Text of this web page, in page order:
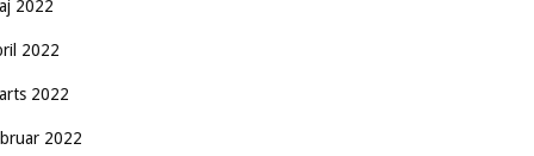
2022
2022
2022
2022